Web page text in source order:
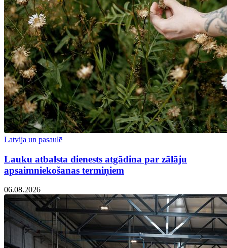
Latvija un pasaulē
Lauku atbalsta dienests atgādina par zālāju
apsaimniekošanas termiņiem
06.08.2026